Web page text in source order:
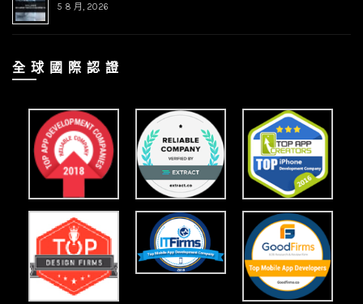
5 8 月, 2026
全 球 國 際 認 證